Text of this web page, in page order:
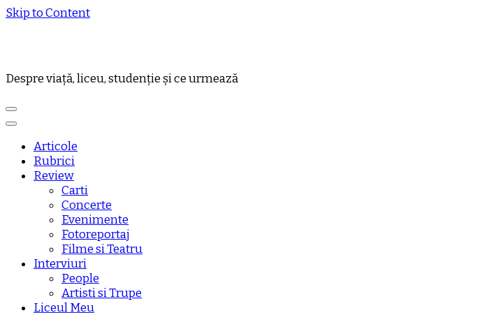
Skip to Content
Despre viață, liceu, studenție și ce urmează
Articole
Rubrici
Review
Carti
Concerte
Evenimente
Fotoreportaj
Filme si Teatru
Interviuri
People
Artisti si Trupe
Liceul Meu